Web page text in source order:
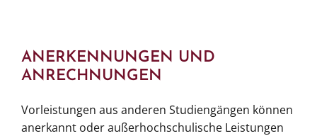
ANERKENNUNGEN UND
ANRECHNUNGEN
Vorleistungen aus anderen Studiengängen können
anerkannt oder außerhochschulische Leistungen